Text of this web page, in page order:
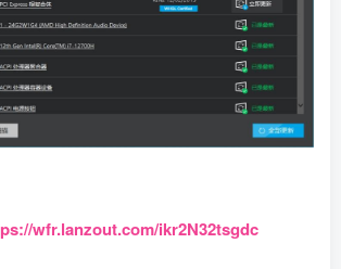
wfr.lanzout.com/ikr2N32tsgdc